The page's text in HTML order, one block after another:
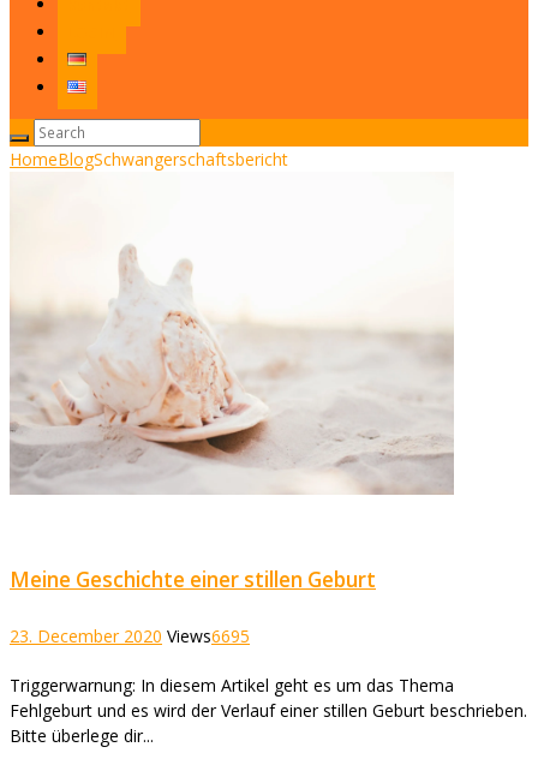
HomeBlogSchwangerschaftsbericht
Meine Geschichte einer stillen Geburt
23. December 2020 Views6695
Triggerwarnung: In diesem Artikel geht es um das Thema
Fehlgeburt und es wird der Verlauf einer stillen Geburt beschrieben.
Bitte überlege dir...